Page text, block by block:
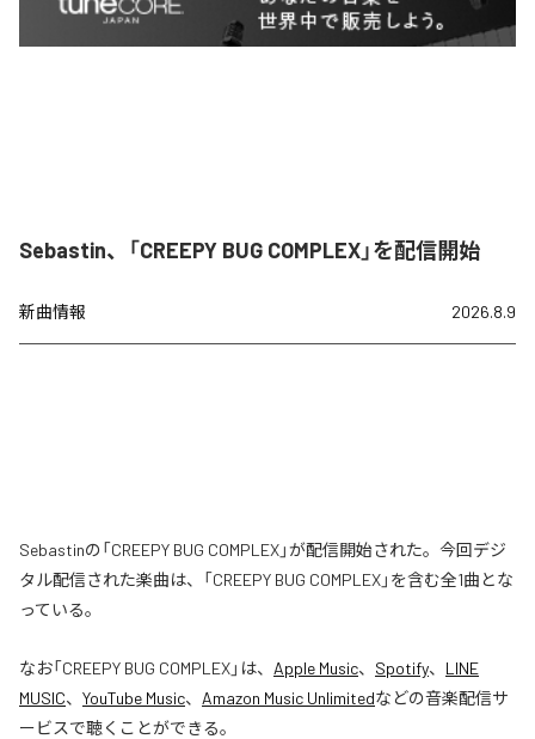
Sebastin、「CREEPY BUG COMPLEX」を配信開始
新曲情報 2026.8.9
Sebastinの「CREEPY BUG COMPLEX」が配信開始された。今回デジ
タル配信された楽曲は、「CREEPY BUG COMPLEX」を含む全1曲とな
っている。
なお「CREEPY BUG COMPLEX」は、 Apple Music、 Spotify、 LINE
MUSIC、 YouTube Music、 Amazon Music Unlimitedなどの音楽配信サ
ービスで聴くことができる。